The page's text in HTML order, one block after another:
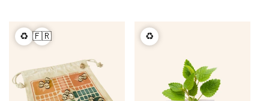
♻️ 🇫🇷 ♻️